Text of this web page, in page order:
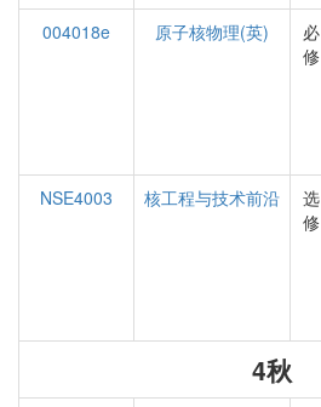
004018e
原子核物理(英)
必
修
NSE4003
核工程与技术前沿
选
修
4秋